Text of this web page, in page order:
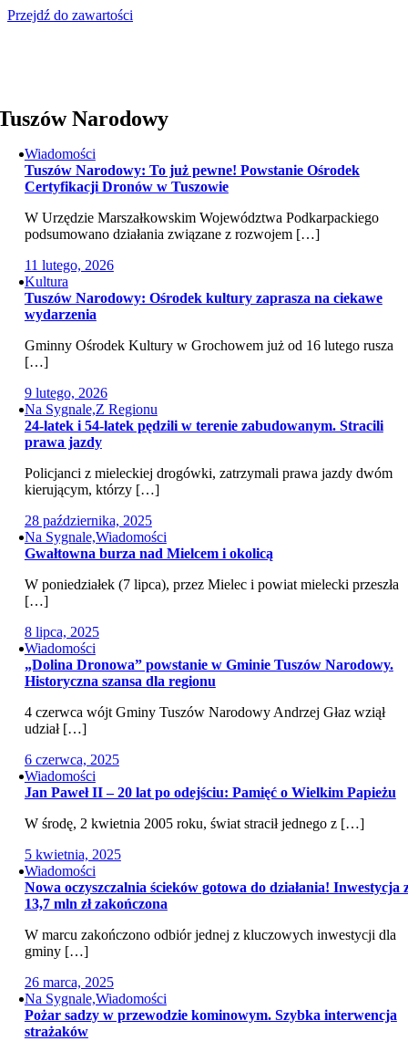
Przejdź do zawartości
Narodowy
Wiadomości
Tuszów Narodowy: To już pewne! Powstanie Ośrodek
Certyfikacji Dronów w Tuszowie
W Urzędzie Marszałkowskim Województwa Podkarpackiego
podsumowano działania związane z rozwojem […]
11 lutego, 2026
Kultura
Tuszów Narodowy: Ośrodek kultury zaprasza na ciekawe
wydarzenia
Gminny Ośrodek Kultury w Grochowem już od 16 lutego rusza
[…]
9 lutego, 2026
Na Sygnale,Z Regionu
24-latek i 54-latek pędzili w terenie zabudowanym. Stracili
prawa jazdy
Policjanci z mieleckiej drogówki, zatrzymali prawa jazdy dwóm
kierującym, którzy […]
28 października, 2025
Na Sygnale,Wiadomości
Gwałtowna burza nad Mielcem i okolicą
W poniedziałek (7 lipca), przez Mielec i powiat mielecki przeszła
[…]
8 lipca, 2025
Wiadomości
„Dolina Dronowa” powstanie w Gminie Tuszów Narodowy.
Historyczna szansa dla regionu
4 czerwca wójt Gminy Tuszów Narodowy Andrzej Głaz wziął
udział […]
6 czerwca, 2025
Wiadomości
Jan Paweł II – 20 lat po odejściu: Pamięć o Wielkim Papieżu
W środę, 2 kwietnia 2005 roku, świat stracił jednego z […]
5 kwietnia, 2025
Wiadomości
Nowa oczyszczalnia ścieków gotowa do działania! Inwestycja
13,7 mln zł zakończona
W marcu zakończono odbiór jednej z kluczowych inwestycji dla
gminy […]
26 marca, 2025
Na Sygnale,Wiadomości
Pożar sadzy w przewodzie kominowym. Szybka interwencja
strażaków